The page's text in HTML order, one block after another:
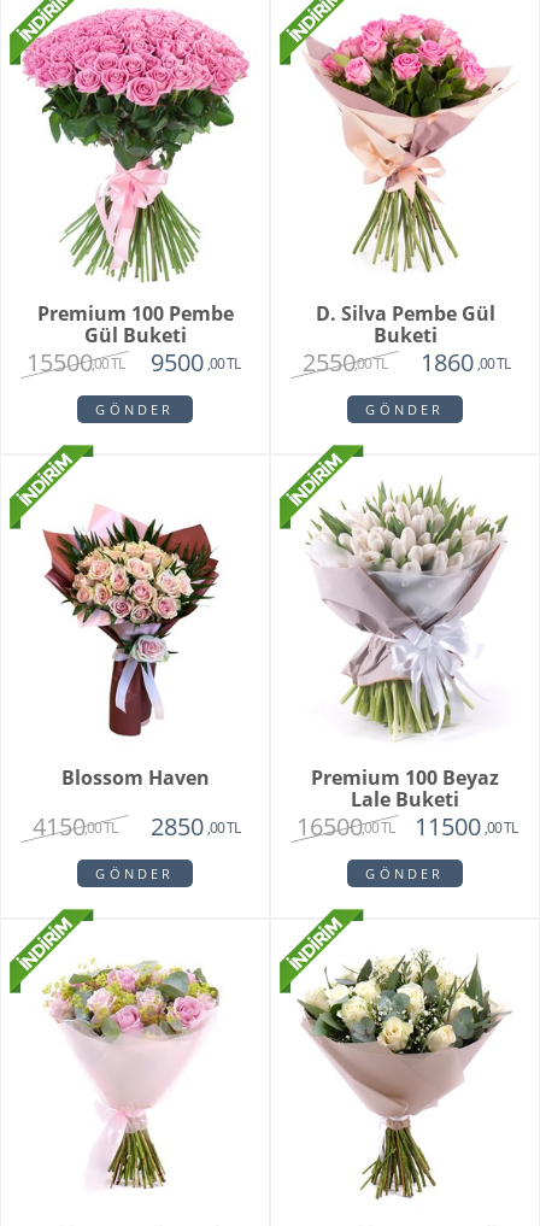
Premium 100 Pembe
Gül Buketi
15500,00 TL 9500 ,00 TL
GÖNDER
D. Silva Pembe Gül
Buketi
2550,00 TL 1860 ,00 TL
GÖNDER
Blossom Haven
4150,00 TL 2850 ,00 TL
GÖNDER
Premium 100 Beyaz
Lale Buketi
16500,00 TL 11500 ,00 TL
GÖNDER